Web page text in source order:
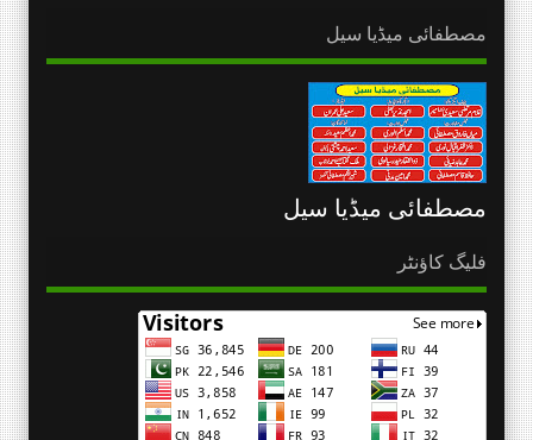
مصطفائی میڈیا سیل
مصطفائی میڈیا سیل
فلیگ کاؤنٹر